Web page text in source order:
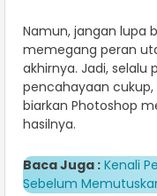
Namun, jangan lupa
memegang peran
akhirnya. Jadi,
pencahayaan
biarkan Photoshop
hasilnya.
Baca Juga : Kenali
Sebelum